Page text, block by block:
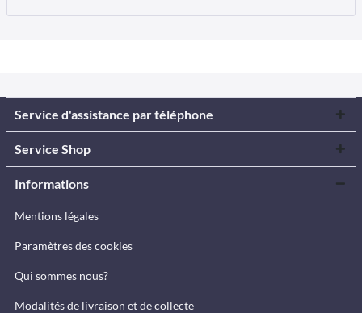
Service d'assistance par téléphone
Service Shop
Informations
Mentions légales
Paramètres des cookies
Qui sommes nous?
Modalités de livraison et de collecte